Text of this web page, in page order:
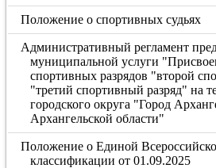
Положение о спортивных судьях
Административный регламент
муниципальной услуги
спортивных разрядов "второй
"третий спортивный разряд" на
городского округа "Город
Архангельской области"
Положение о Единой
классификации от 01.09.2025